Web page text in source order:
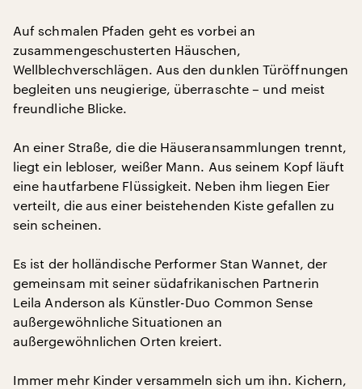
Auf schmalen Pfaden geht es vorbei an
zusammengeschusterten Häuschen,
Wellblechverschlägen. Aus den dunklen Türöffnungen
begleiten uns neugierige, überraschte – und meist
freundliche Blicke.
An einer Straße, die die Häuseransammlungen trennt,
liegt ein lebloser, weißer Mann. Aus seinem Kopf läuft
eine hautfarbene Flüssigkeit. Neben ihm liegen Eier
verteilt, die aus einer beistehenden Kiste gefallen zu
sein scheinen.
Es ist der holländische Performer Stan Wannet, der
gemeinsam mit seiner südafrikanischen Partnerin
Leila Anderson als Künstler-Duo Common Sense
außergewöhnliche Situationen an
außergewöhnlichen Orten kreiert.
Immer mehr Kinder versammeln sich um ihn. Kichern,